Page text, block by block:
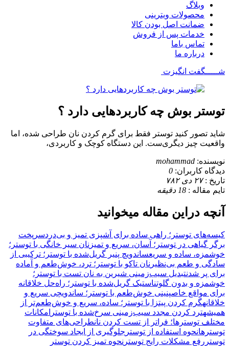
وبلاگ
محصولات ویترینی
ضمانت اصل بودن کالا
خدمات پس از فروش
تماس باما
درباره ما
شـــــگفت انگیزت
توستر بوش چه کاربردهایی دارد ؟
شاید تصور کنید توستر فقط برای گرم کردن نان طراحی شده، اما
واقعیت چیز دیگری‌ست. این دستگاه کوچک و کاربردی،
نویسنده: mohammad
دیدگاه کاربران: 0
تاریخ : ۲۷ دی ۷۸۲
تایم مقاله : 18 دقیقه
آنچه دراین مقاله میخوانید
کیسه‌های توستر؛ راهی ساده برای آشپزی تمیز و بی‌دردسر پخت
برگر گیاهی در توستر؛ آسان، سریع و تمیز نان سیر خانگی با توستر؛
خوشمزه، ساده و سریعساندویچ پنیر گریل‌شده با توستر؛ ترکیبی از
سادگی و طعم بی‌نظیر نان تاکو با توستر؛ ترد، خوش‌طعم و آماده
برای پر شدنتبدیل سیب‌زمینی شیرین به نان تست با توستر؛
خوشمزه و بدون گلوتناستیک گریل‌شده با توستر؛ راه‌حل خلاقانه
برای مواقع خاصپنینی خوش‌طعم با توستر؛ ساندویچی سریع و
خلاقانهگرم کردن پیتزا با توستر؛ ساده، سریع و خوش‌طعم‌تر از
همیشهترد کردن مجدد سیب‌زمینی سرخ‌شده با توستر امکانات
مختلف توسترها؛ فراتر از تست کردن نانطراحی‌های متفاوت
توسترهانحوه استفاده از توستر جلوگیری از ایجاد سوختگی در
توستر رفع مشکلات رایج توستر نحوه تمیز کردن توستر